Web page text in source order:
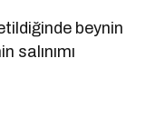
beynin
salınımı